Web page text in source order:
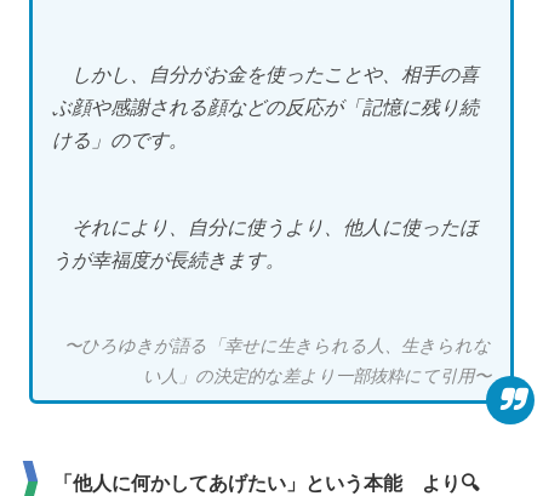
しかし、自分がお金を使ったことや、相手の喜
ぶ顔や感謝される顔などの反応が「記憶に残り続
ける」のです。
それにより、自分に使うより、他人に使ったほ
うが幸福度が長続きます。
〜ひろゆきが語る「幸せに生きられる人、生きられな
い人」の決定的な差より一部抜粋にて引用〜
「他人に何かしてあげたい」という本能 より🔍